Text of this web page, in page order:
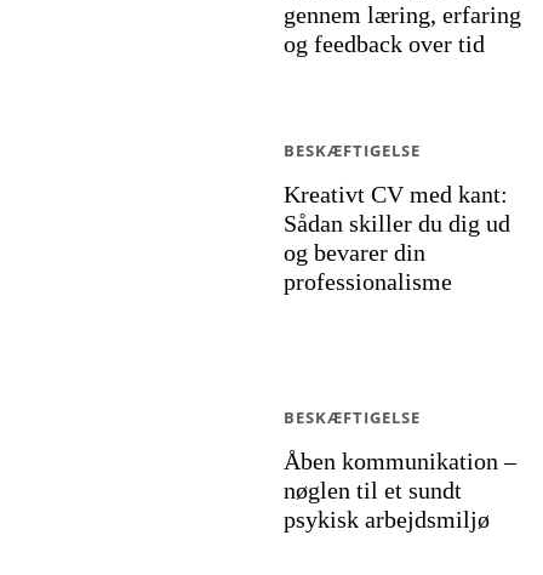
gennem læring, erfaring
og feedback over tid
Kreativt CV med kant:
Sådan skiller du dig ud
og bevarer din
professionalisme
BESKÆFTIGELSE
Åben kommunikation –
nøglen til et sundt
psykisk arbejdsmiljø
BESKÆFTIGELSE